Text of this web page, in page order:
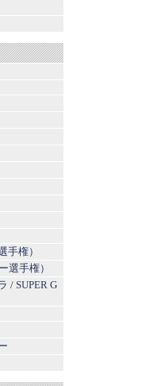
手権）
選手権）
/ SUPER G